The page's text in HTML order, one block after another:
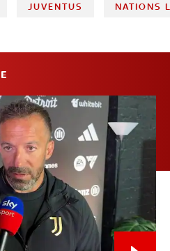
JUVENTUS NATIONS